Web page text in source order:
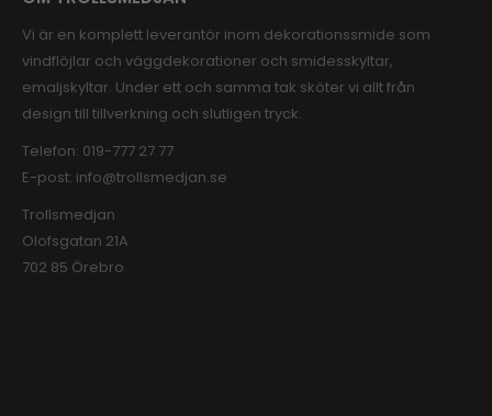
Vi är en komplett leverantör inom dekorationssmide som
vindflöjlar och väggdekorationer och smidesskyltar,
emaljskyltar. Under ett och samma tak sköter vi allt från
design till tillverkning och slutligen tryck.
Telefon: 019-777 27 77
E-post: info@trollsmedjan.se
Trollsmedjan
Olofsgatan 21A
702 85 Örebro